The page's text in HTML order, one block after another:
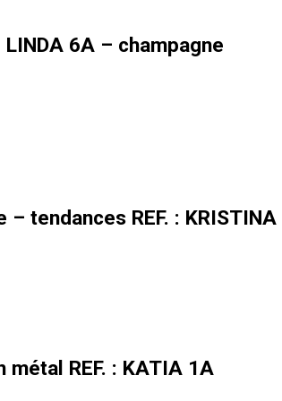
6A – champagne
tendances REF. : KRISTINA
REF. : KATIA 1A